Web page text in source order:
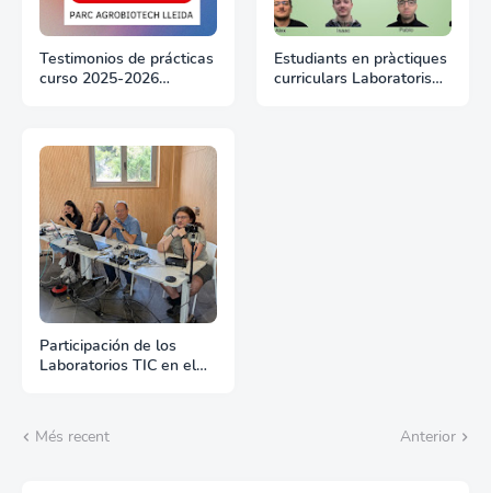
Testimonios de prácticas
curso 2025-2026
Estudiants en pràctiques
curriculars Laboratoris
Participación de los
Laboratorios TIC en el
Més recent
Anterior